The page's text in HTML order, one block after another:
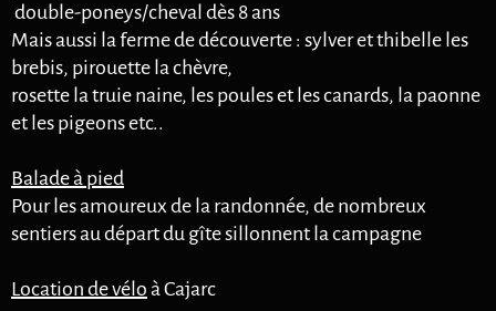
double-poneys/cheval dès 8 ans
Mais aussi la ferme de découverte : sylver et thibelle les
brebis, pirouette la chèvre,
rosette la truie naine, les poules et les canards, la paonne
et les pigeons etc..
Balade à pied
Pour les amoureux de la randonnée, de nombreux
sentiers au départ du gîte sillonnent la campagne
Location de vélo à Cajarc